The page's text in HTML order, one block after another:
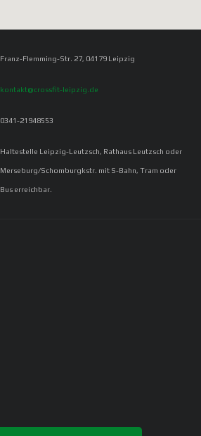
Franz-Flemming-Str. 27, 04179 Leipzig
kontakt@crossfit-leipzig.de
0341-21948553
Haltestelle Leipzig-Leutzsch, Rathaus Leutzsch oder
Merseburg/Schomburgkstr. mit S-Bahn, Tram oder
Bus erreichbar.